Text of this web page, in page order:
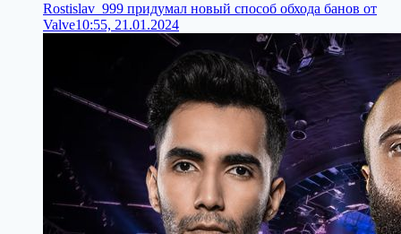
Rostislav_999 придумал новый способ обхода банов от
Valve10:55, 21.01.2024